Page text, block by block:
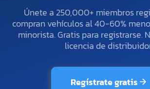
Únete a 250,000+ miembros
compran vehículos al 40-60%
minorista. Gratis para registrarse.
licencia de
Regístrate gratis